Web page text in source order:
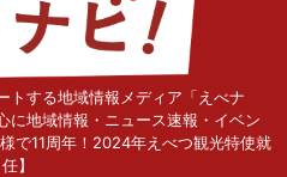
トする地域情報メディア「えべナ
地域情報・ニュース速報・イベン
で11周年！2024年えべつ観光特使就
任】